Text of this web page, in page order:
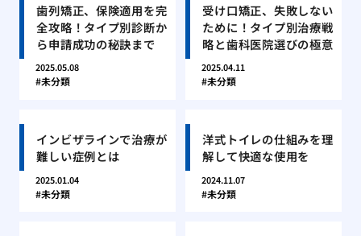
歯列矯正、保険適用を完
全攻略！タイプ別診断か
ら申請成功の秘訣まで
2025.05.08
未分類
受け口矯正、失敗しない
ために！タイプ別治療戦
略と歯科医院選びの極意
2025.04.11
未分類
インビザラインで治療が
難しい症例とは
2025.01.04
未分類
洋式トイレの仕組みを理
解して快適な使用を
2024.11.07
未分類